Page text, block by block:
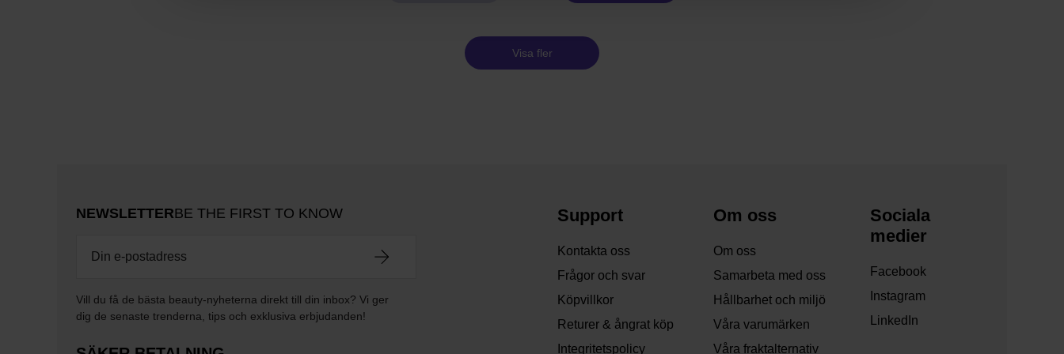
Visa fler
NEWSLETTERBE THE FIRST TO KNOW
Vill du få de bästa beauty-nyheterna direkt till din inbox? Vi ger
dig de senaste trenderna, tips och exklusiva erbjudanden!
Support
Kontakta oss
Frågor och svar
Köpvillkor
Returer & ångrat köp
Integritetspolicy
Om oss
Om oss
Samarbeta med oss
Hållbarhet och miljö
Våra varumärken
Våra fraktalternativ
Sociala
medier
Facebook
Instagram
LinkedIn